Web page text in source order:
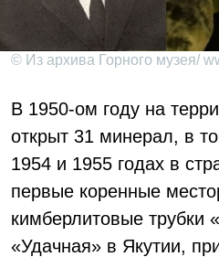
© Из архива Горного музея/
В 1950-ом году на
открыт 31 минерал, в
1954 и 1955 годах в
первые коренные
кимберлитовые трубки
«Удачная» в Якутии,